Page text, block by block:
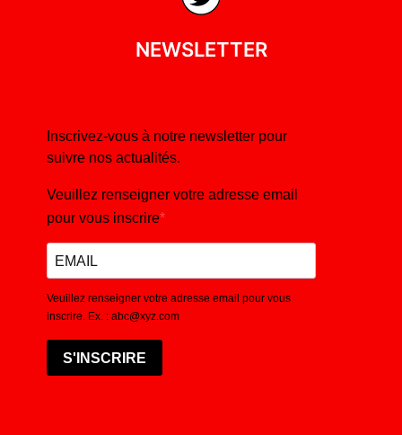
NEWSLETTER
Inscrivez-vous à notre newsletter pour
suivre nos actualités.
Veuillez renseigner votre adresse email
pour vous inscrire
Veuillez renseigner votre adresse email pour vous
inscrire. Ex. : abc@xyz.com
S'INSCRIRE